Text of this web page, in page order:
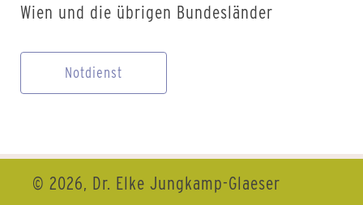
Wien und die übrigen Bundesländer
Notdienst
© 2026, Dr. Elke Jungkamp-Glaeser